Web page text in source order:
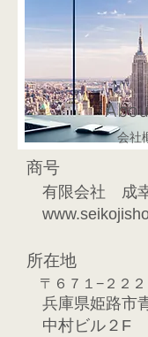
会社
商号
有限会社 成
所在地
〒６７１−２２２
兵庫県姫路市
中村ビル２F